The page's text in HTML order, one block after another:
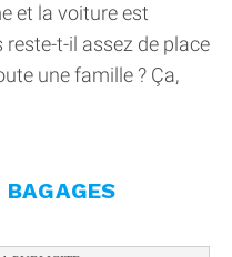
et la voiture est
t-il assez de place
une famille ? Ça,
BAGAGES